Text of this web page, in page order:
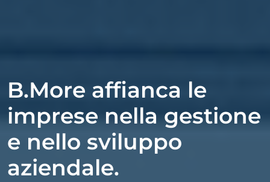
B.More affianca le
imprese nella gestione
e nello sviluppo
aziendale.